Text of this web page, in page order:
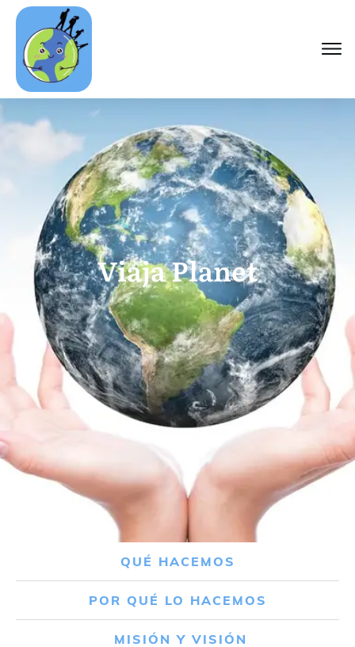
Viaja Planet
QUÉ HACEMOS
POR QUÉ LO HACEMOS
MISIÓN Y VISIÓN